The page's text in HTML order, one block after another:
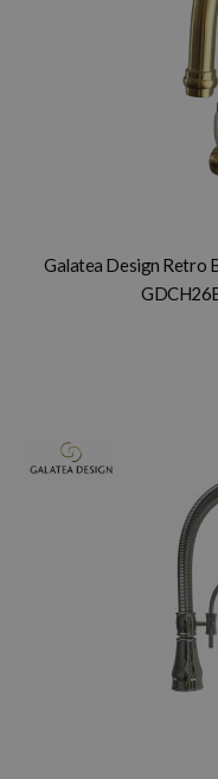
Galatea Design Retro